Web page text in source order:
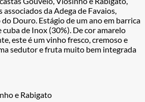
da Adega de Favaios,
Douro. Estágio de um ano em barrica
de Inox (30%). De cor amarelo
este é um vinho fresco, cremoso e
sedutor e fruta muito bem integrada
e Rabigato